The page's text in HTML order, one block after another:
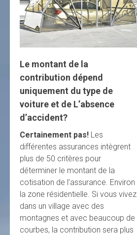
Le montant de la
contribution dépend
uniquement du type de
voiture et de L’absence
d’accident?
Certainement pas! Les
différentes assurances intègrent
plus de 50 critères pour
déterminer le montant de la
cotisation de l’assurance. Environ
la zone résidentielle. Si vous vivez
dans un village avec des
montagnes et avec beaucoup de
courbes, la contribution sera plus